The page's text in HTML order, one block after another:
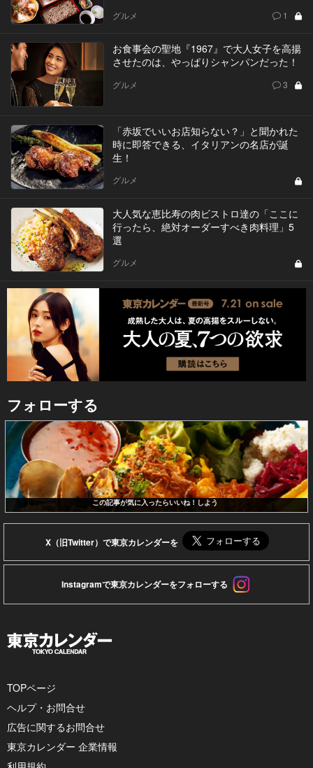
グルメ 1
お食事会の聖地『1967』で大人女子を高揚
させたのは、やっぱりシャンパンだった！
グルメ 3
「赤坂でいいお店知らない？」と聞かれた
時に即答できる、イタリアンの名店が誕
生！
グルメ
大人気な恵比寿の肉ビストロ達の「ここに
行ったら、絶対オーダーすべき肉料理」5
選
グルメ
フォローする
この記事が気に入ったらいいね！しよう
X（旧Twitter）で東京カレンダーを
Instagramで東京カレンダーをフォローする
TOPページ
ヘルプ・お問合せ
広告に関するお問合せ
東京カレンダー 企業情報